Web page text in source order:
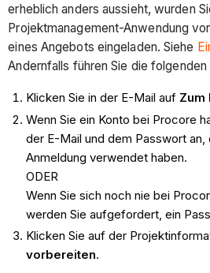
erheblich anders aussieht, wurden
Projektmanagement-Anwendung
eines Angebots eingeladen. Siehe
Andernfalls führen Sie die folgenden
Klicken Sie in der E-Mail auf Zum
Wenn Sie ein Konto bei Procore
der E-Mail und dem Passwort an,
Anmeldung verwendet haben.
ODER
Wenn Sie sich noch nie bei
werden Sie aufgefordert, ein
Klicken Sie auf der
vorbereiten.